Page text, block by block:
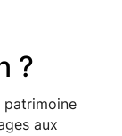
?
patrimoine
aux